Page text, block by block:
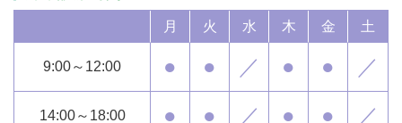
月 火 水 木 金 土
9:00～12:00 ● ● ／ ● ● ／
14:00～18:00 ● ● ／ ● ● ／